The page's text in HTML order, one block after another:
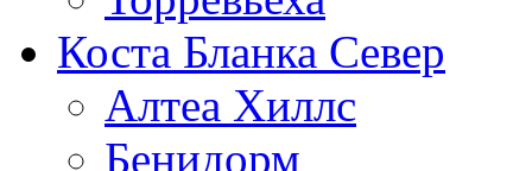
Коста Бланка Север
Алтеа Хиллс
Бенидорм